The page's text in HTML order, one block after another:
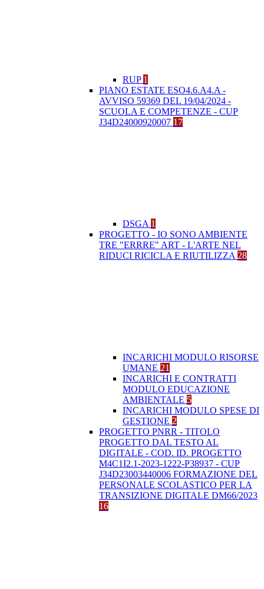
RUP 1
PIANO ESTATE ESO4.6.A4.A -
AVVISO 59369 DEL 19/04/2024 -
SCUOLA E COMPETENZE - CUP
J34D24000920007 17
DSGA 1
PROGETTO - IO SONO AMBIENTE
TRE "ERRRE" ART - L'ARTE NEL
RIDUCI RICICLA E RIUTILIZZA 28
INCARICHI MODULO RISORSE
UMANE 21
INCARICHI E CONTRATTI
MODULO EDUCAZIONE
AMBIENTALE 5
INCARICHI MODULO SPESE DI
GESTIONE 2
PROGETTO PNRR - TITOLO
PROGETTO DAL TESTO AL
DIGITALE - COD. ID. PROGETTO
M4C1I2.1-2023-1222-P38937 - CUP
J34D23003440006 FORMAZIONE DEL
PERSONALE SCOLASTICO PER LA
TRANSIZIONE DIGITALE DM66/2023
16